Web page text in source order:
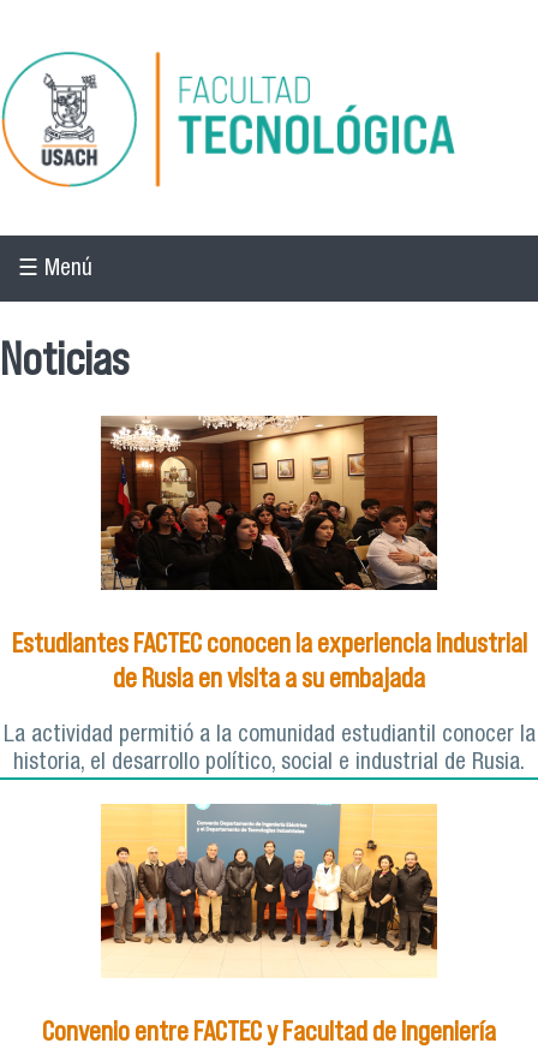
Pasar al contenido principal
☰ Menú
Noticias
Estudiantes FACTEC conocen la experiencia industrial
de Rusia en visita a su embajada
La actividad permitió a la comunidad estudiantil conocer la
historia, el desarrollo político, social e industrial de Rusia.
Convenio entre FACTEC y Facultad de Ingeniería